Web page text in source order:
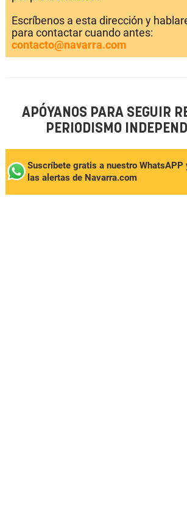
Escríbenos a esta dirección y
para contactar cuando antes:
contacto@navarra.com
APÓYANOS PARA SEGUIR
PERIODISMO
Suscríbete gratis a nuestro WhatsAPP
las alertas de Navarra.com